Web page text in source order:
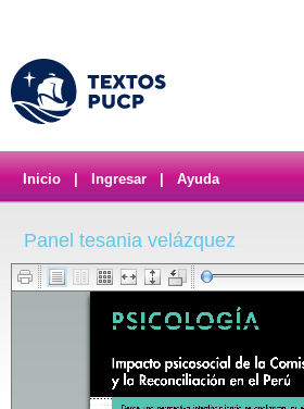
Inicio Ingresar Ayuda
Panel tesania velázquez